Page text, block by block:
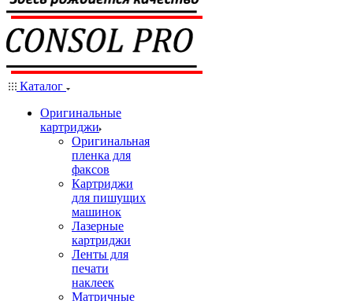
Каталог
Оригинальные
картриджи
Оригинальная
пленка для
факсов
Картриджи
для пишущих
машинок
Лазерные
картриджи
Ленты для
печати
наклеек
Матричные